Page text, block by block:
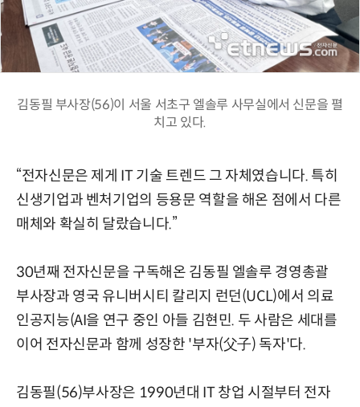
김동필 부사장(56)이 서울 서초구 엘솔루 사무실에서 신문을 펼
치고 있다.
“전자신문은 제게 IT 기술 트렌드 그 자체였습니다. 특히
신생기업과 벤처기업의 등용문 역할을 해온 점에서 다른
매체와 확실히 달랐습니다.”
30년째 전자신문을 구독해온 김동필 엘솔루 경영총괄
부사장과 영국 유니버시티 칼리지 런던(UCL)에서 의료
인공지능(AI을 연구 중인 아들 김현민. 두 사람은 세대를
이어 전자신문과 함께 성장한 '부자(父子) 독자'다.
김동필(56)부사장은 1990년대 IT 창업 시절부터 전자